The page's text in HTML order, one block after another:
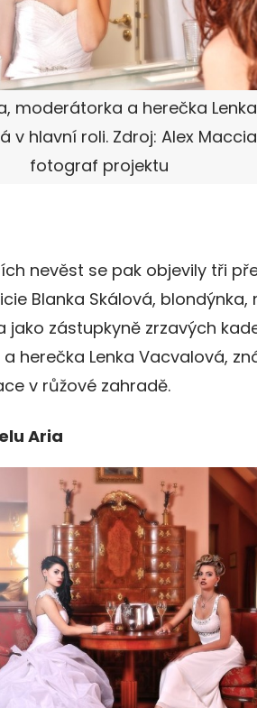
moderátorka a herečka Lenka
v hlavní roli. Zdroj: Alex
fotograf projektu
nevěst se pak objevily tři
Blanka Skálová, blondýnka,
jako zástupkyně zrzavých
herečka Lenka Vacvalová,
v růžové zahradě.
Aria